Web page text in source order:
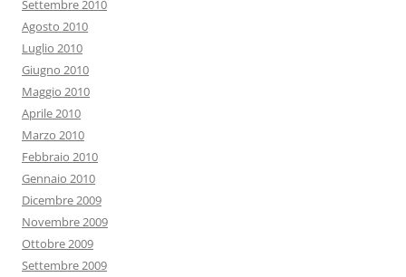
Settembre 2010
Agosto 2010
Luglio 2010
Giugno 2010
Maggio 2010
Aprile 2010
Marzo 2010
Febbraio 2010
Gennaio 2010
Dicembre 2009
Novembre 2009
Ottobre 2009
Settembre 2009